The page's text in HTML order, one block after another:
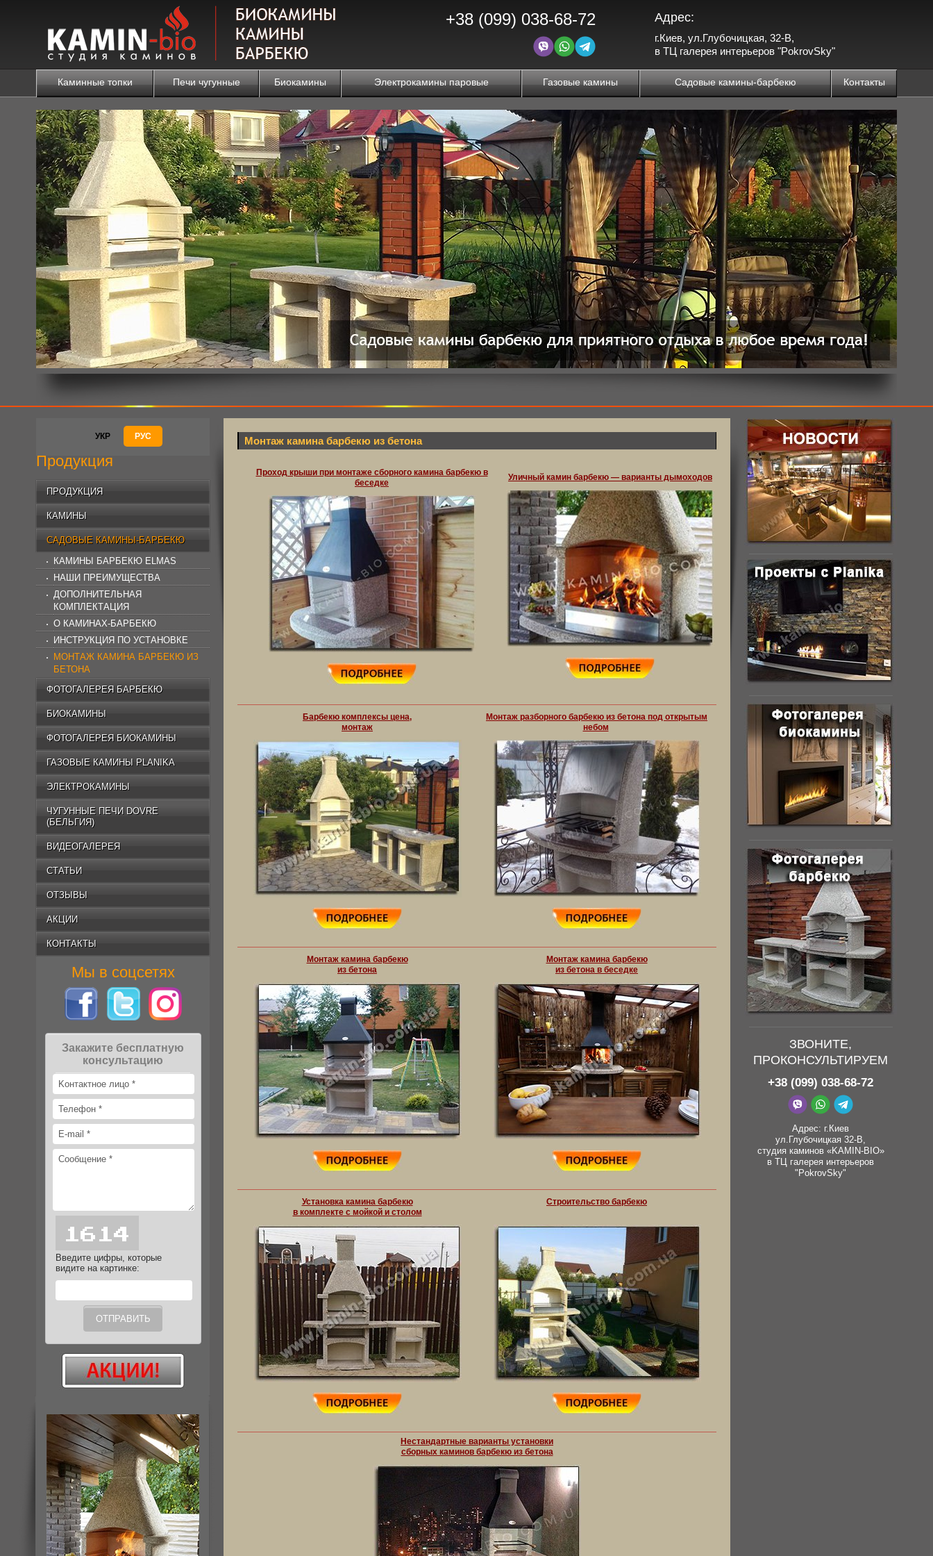
+38 (099) 038-68-72 Адрес:
г.Киев, ул.Глубочицкая, 32-В,
в ТЦ галерея интерьеров "PokrovSky"
Каминные топки Печи чугунные Биокамины Электрокамины паровые Газовые камины Садовые камины-барбекю Контакты
УКР РУС
Продукция
ПРОДУКЦИЯ
КАМИНЫ
САДОВЫЕ КАМИНЫ-БАРБЕКЮ
КАМИНЫ БАРБЕКЮ ELMAS
НАШИ ПРЕИМУЩЕСТВА
ДОПОЛНИТЕЛЬНАЯ
КОМПЛЕКТАЦИЯ
О КАМИНАХ-БАРБЕКЮ
ИНСТРУКЦИЯ ПО УСТАНОВКЕ
МОНТАЖ КАМИНА БАРБЕКЮ ИЗ
БЕТОНА
ФОТОГАЛЕРЕЯ БАРБЕКЮ
БИОКАМИНЫ
ФОТОГАЛЕРЕЯ БИОКАМИНЫ
ГАЗОВЫЕ КАМИНЫ PLANIKA
ЭЛЕКТРОКАМИНЫ
ЧУГУННЫЕ ПЕЧИ DOVRE
(БЕЛЬГИЯ)
ВИДЕОГАЛЕРЕЯ
СТАТЬИ
ОТЗЫВЫ
АКЦИИ
КОНТАКТЫ
Мы в соцсетях
Закажите бесплатную
консультацию
Введите цифры, которые
видите на картинке:
Монтаж камина барбекю из бетона
Проход крыши при монтаже сборного камина барбекю в
беседке
Уличный камин барбекю — варианты дымоходов
Барбекю комплексы цена,
монтаж
Mонтаж разборного барбекю из бетона под открытым
небом
Монтаж камина барбекю
из бетона
Монтаж камина барбекю
из бетона в беседке
Установка камина барбекю
в комплекте с мойкой и столом
Строительство барбекю
Нестандартные варианты установки
сборных каминов барбекю из бетона
ЗВОНИТЕ,
ПРОКОНСУЛЬТИРУЕМ
+38 (099) 038-68-72
Адрес: г.Киев
ул.Глубочицкая 32-В,
студия каминов «KAMIN-BIO»
в ТЦ галерея интерьеров
"PokrovSky"